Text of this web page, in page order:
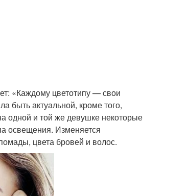
«Каждому цветотипу — свои
быть актуальной, кроме того,
одной и той же девушке некоторые
освещения. Изменяется
цвета бровей и волос.